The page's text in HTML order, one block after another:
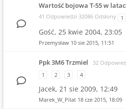
Wartość bojowa T-55 w
41 Odpowiedzi 32086 Odsłony 1
Gość, 25 kwie 2004, 23:05
Przemysław 10 sie 2015, 11:51
Ppk 3M6 Trzmiel
32
1
2 3 4
Jacek, 21 sie 2009, 12:49
Marek_W_Pilat 18 cze 2015, 18:09